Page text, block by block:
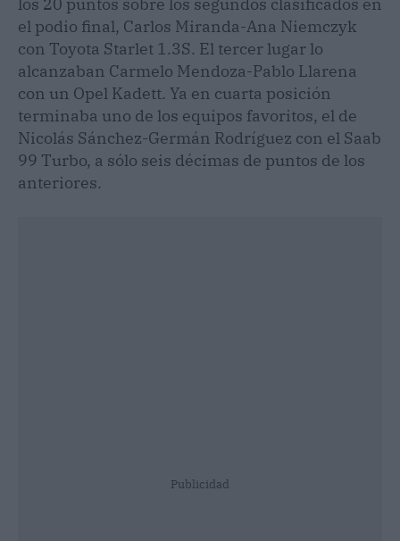
los 20 puntos sobre los segundos clasificados en
el podio final, Carlos Miranda-Ana Niemczyk
con Toyota Starlet 1.3S. El tercer lugar lo
alcanzaban Carmelo Mendoza-Pablo Llarena
con un Opel Kadett. Ya en cuarta posición
terminaba uno de los equipos favoritos, el de
Nicolás Sánchez-Germán Rodríguez con el Saab
99 Turbo, a sólo seis décimas de puntos de los
anteriores.
Publicidad